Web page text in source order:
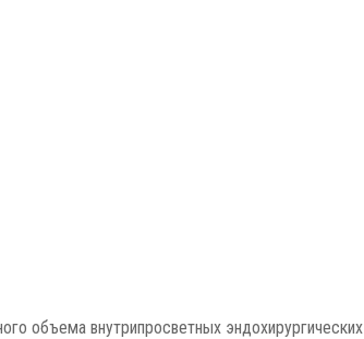
объема внутрипросветных эндохирургических